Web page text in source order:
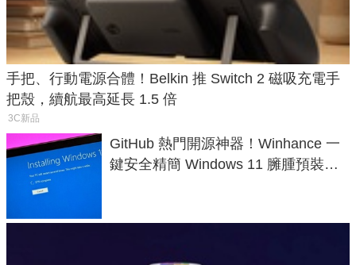
手把、行動電源合體！Belkin 推 Switch 2 磁吸充電手
把殼，續航最高延長 1.5 倍
3C新品
GitHub 熱門開源神器！Winhance 一
鍵安全精簡 Windows 11 臃腫預裝軟